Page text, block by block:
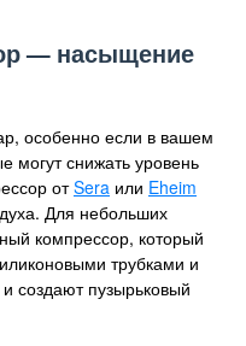
— насыщение
особенно если в вашем
могут снижать уровень
отSera или Eheim
Для небольших
компрессор, который
трубками и
создают пузырьковый